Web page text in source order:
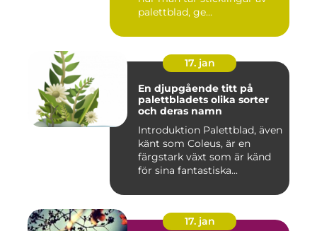
palettblad, ge...
17. jan
En djupgående titt på
palettbladets olika sorter
och deras namn
Introduktion Palettblad, även
känt som Coleus, är en
färgstark växt som är känd
för sina fantastiska...
17. jan